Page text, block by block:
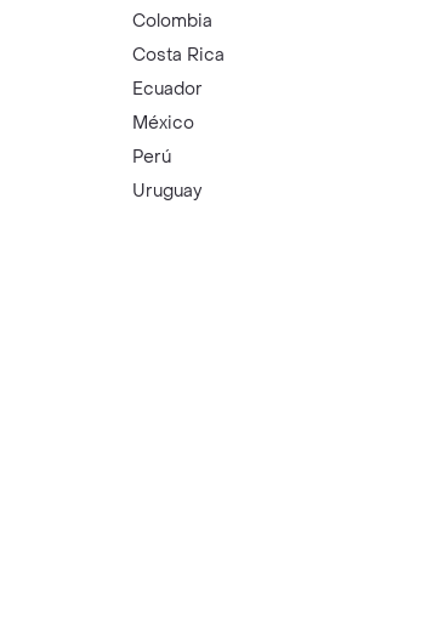
Colombia
Costa Rica
Ecuador
México
Perú
Uruguay